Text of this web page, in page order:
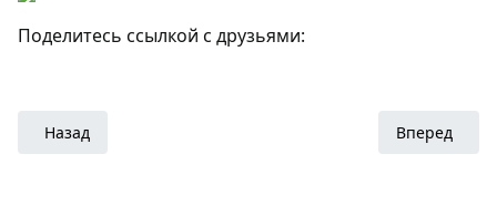
Поделитесь ссылкой с друзьями:
Предыдущий: Cыр, спаржа ЭКОЛОМНА и яичница-
Назад Следующий:
Вперед